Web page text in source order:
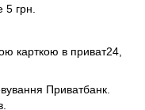
грн.
карткою в приват24,
Приватбанк.